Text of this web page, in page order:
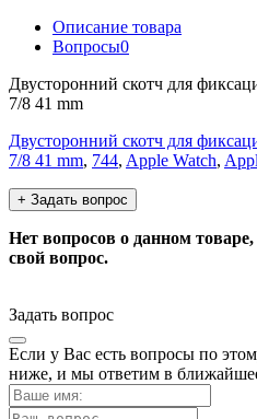
Описание товара
Вопросы0
Двусторонний скотч для
7/8 41 mm
Двусторонний скотч для
7/8 41 mm, 744, Apple Watch,
+ Задать вопрос
Нет вопросов о данном
свой вопрос.
Задать вопрос
Если у Вас есть вопросы по
ниже, и мы ответим в